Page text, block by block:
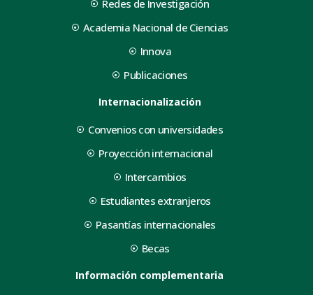
Redes de Investigación
Academia Nacional de Ciencias
Innova
Publicaciones
Internacionalización
Convenios con universidades
Proyección internacional
Intercambios
Estudiantes extranjeros
Pasantías internacionales
Becas
Información complementaria